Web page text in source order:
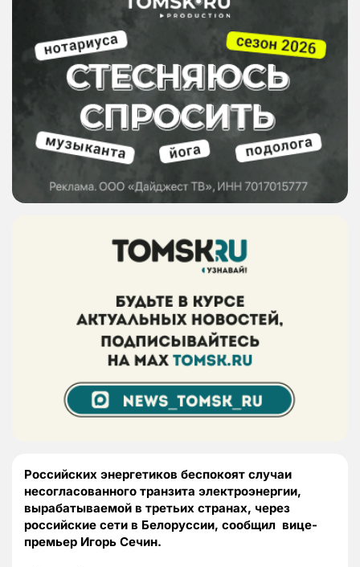
Российских энергетиков беспокоят случаи
несогласованного транзита электроэнергии,
вырабатываемой в третьих странах, через
российские сети в Белоруссии, сообщил вице-
премьер Игорь Сечин.